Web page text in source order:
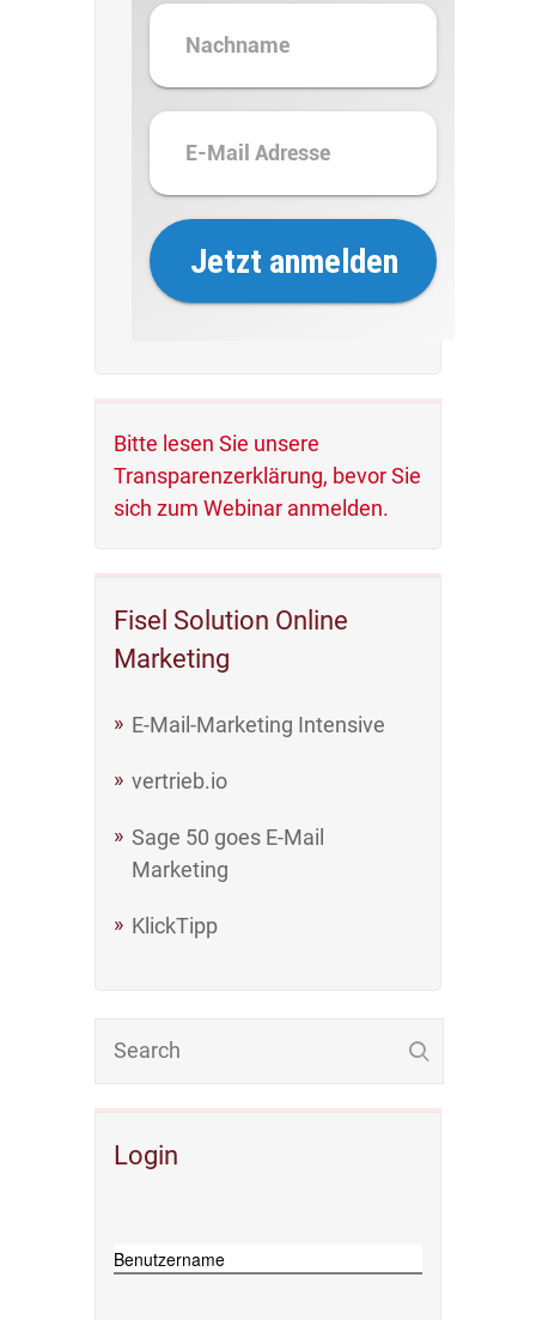
Bitte lesen Sie unsere
Transparenzerklärung, bevor Sie
sich zum Webinar anmelden.
Fisel Solution Online
Marketing
E-Mail-Marketing Intensive
vertrieb.io
Sage 50 goes E-Mail
Marketing
KlickTipp
Login
Benutzername